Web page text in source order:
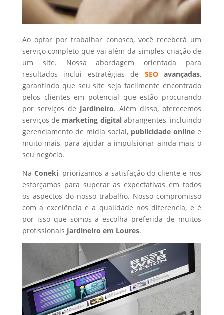
Ao optar por trabalhar conosco, você receberá um
serviço completo que vai além da simples criação de
um site. Nossa abordagem orientada para
resultados inclui estratégias de SEOavançadas,
garantindo que seu site seja facilmente encontrado
pelos clientes em potencial que estão procurando
por serviços de Jardineiro. Além disso, oferecemos
serviços de marketing digital abrangentes, incluindo
gerenciamento de mídia social, publicidade online e
muito mais, para ajudar a impulsionar ainda mais o
seu negócio.
Na Coneki, priorizamos a satisfação do cliente e nos
esforçamos para superar as expectativas em todos
os aspectos do nosso trabalho. Nosso compromisso
com a excelência e a qualidade nos diferencia, e é
por isso que somos a escolha preferida de muitos
profissionais Jardineiro em Loures.